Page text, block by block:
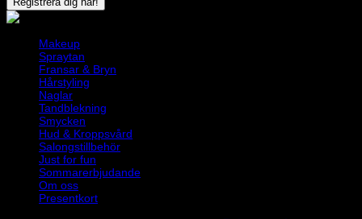
Makeup
Spraytan
Fransar & Bryn
Hårstyling
Naglar
Tandblekning
Smycken
Hud & Kroppsvård
Salongstillbehör
Just for fun
Sommarerbjudande
Om oss
Presentkort